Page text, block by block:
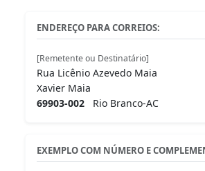
ENDEREÇO PARA CORREIOS:
[Remetente ou Destinatário]
Rua Licênio Azevedo Maia
Xavier Maia
69903-002 Rio Branco-AC
EXEMPLO COM NÚMERO E